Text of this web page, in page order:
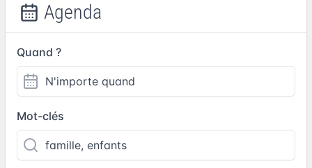
Agenda
Quand ?
Mot-clés